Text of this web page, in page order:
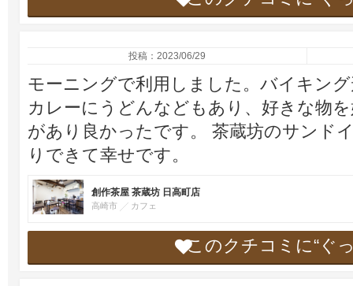
投稿：2023/06/29
モーニングで利用しました。バイキン
カレーにうどんなどもあり、好きな物
があり良かったです。 茶蔵坊のサンド
りできて幸せです。
創作茶屋 茶蔵坊 日高町店
高崎市 カフェ
このクチコミに“ぐ